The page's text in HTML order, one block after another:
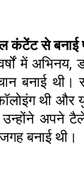
कंटेंट से बनाई
में अभिनय,
बनाई थी।
थी और
उन्होंने अपने
बनाई थी।